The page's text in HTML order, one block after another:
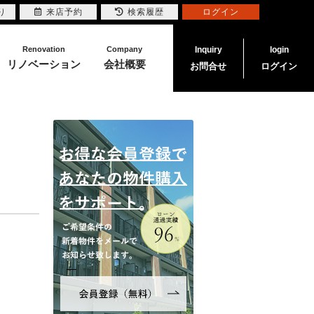
Renovation
リノベーション
Company
会社概要
Inquiry
お問合せ
login
ログイン
来店予約 検索履歴 ログイン